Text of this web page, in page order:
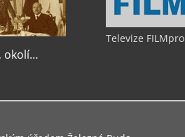
okolí…
Televize FILMpro